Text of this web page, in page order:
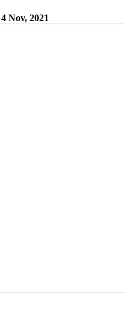
4 Nov, 2021